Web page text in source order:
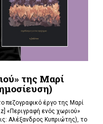
της Μαρί
πεζογραφικό έργο της Μαρί
«Περιγραφή ενός χωριού»
Αλέξανδρος Κυπριώτης), το